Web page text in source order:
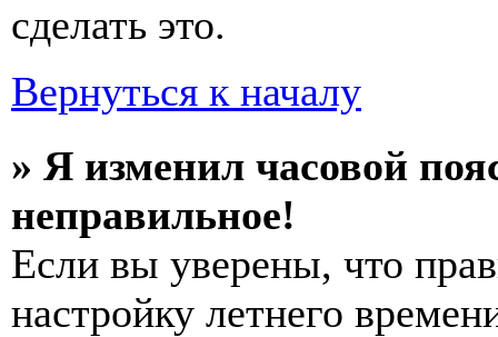
сделать это.
Вернуться к началу
» Я изменил часовой
неправильное!
Если вы уверены, что
настройку летнего